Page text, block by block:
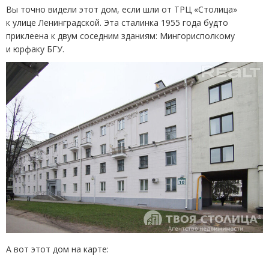
Вы точно видели этот дом, если шли от ТРЦ «Столица»
к улице Ленинградской. Эта сталинка 1955 года будто
приклеена к двум соседним зданиям: Мингорисполкому
и юрфаку БГУ.
А вот этот дом на карте: